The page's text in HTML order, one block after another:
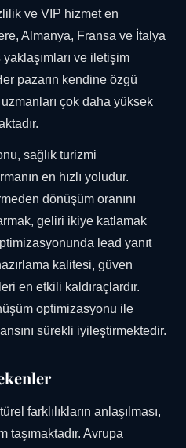
ve VIP hizmet en
Almanya, Fransa ve İtalya
ve iletişim
pazarın kendine özgü
çok daha yüksek
sağlık turizmi
en hızlı yoludur.
dönüşüm oranını
geliri ikiye katlamak
lead yanıt
kalitesi, güven
en etkili kaldıraçlardır.
optimizasyonu ile
sürekli iyileştirmektedir.
farklılıkların anlaşılması,
taşımaktadır. Avrupa